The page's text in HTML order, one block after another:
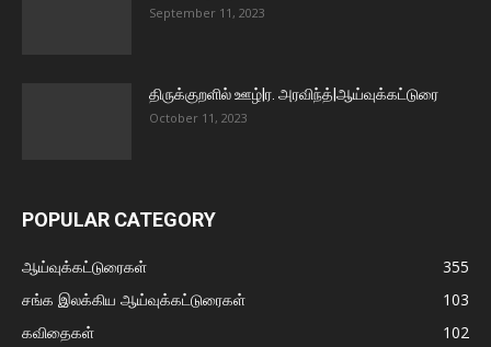
September 11, 2023
திருக்குறளில் ஊழ்|ர. அரவிந்த்|ஆய்வுக்கட்டுரை
October 11, 2023
POPULAR CATEGORY
ஆய்வுக்கட்டுரைகள்
355
சங்க இலக்கிய ஆய்வுக்கட்டுரைகள்
103
கவிதைகள்
102